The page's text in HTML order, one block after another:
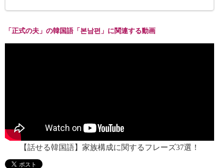
「正式の夫」の韓国語「본남편」に関連する動画
【話せる韓国語】家族構成に関するフレーズ37選！